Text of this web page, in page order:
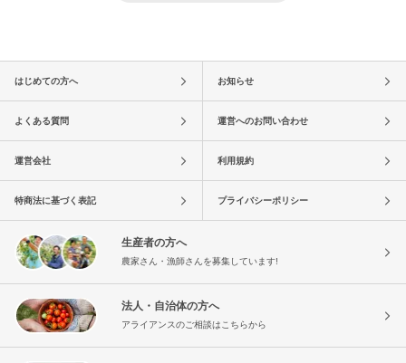
はじめての方へ お知らせ
よくある質問 運営へのお問い合わせ
運営会社 利用規約
特商法に基づく表記 プライバシーポリシー
生産者の方へ
農家さん・漁師さんを募集しています!
法人・自治体の方へ
アライアンスのご相談はこちらから